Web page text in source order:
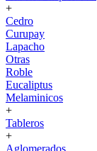
+
Cedro
Curupay
Lapacho
Otras
Roble
Eucaliptus
Melaminicos
+
Tableros
+
Aglomerados